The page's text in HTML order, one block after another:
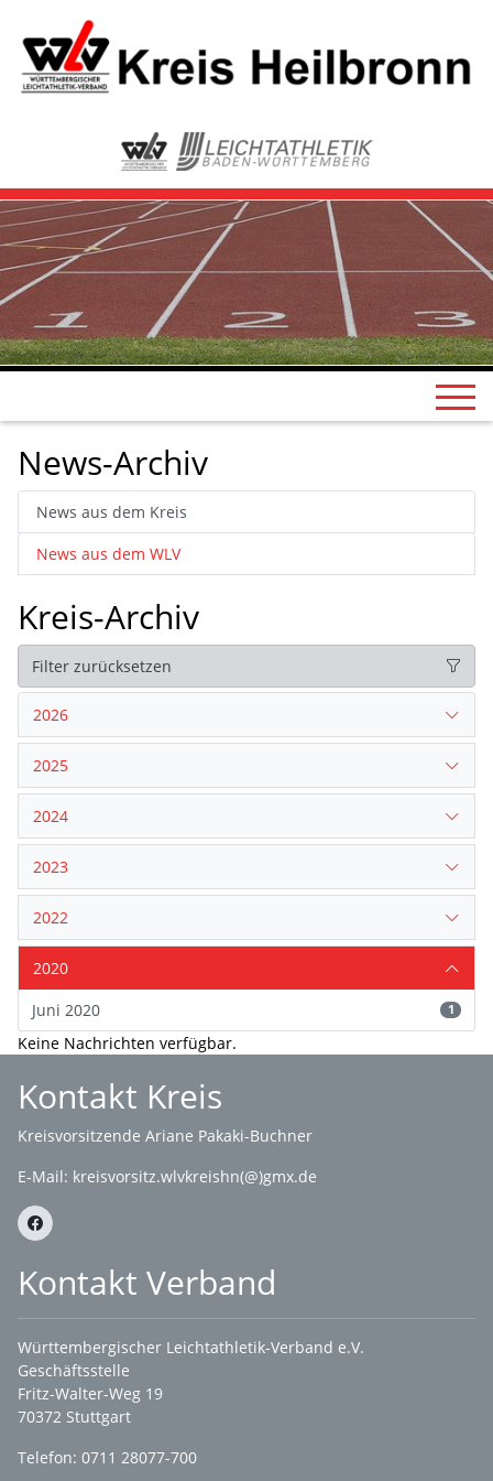
News-Archiv
News aus dem Kreis
News aus dem WLV
Kreis-Archiv
Filter zurücksetzen
2026
2025
2024
2023
2022
2020
Juni 2020
1
Keine Nachrichten verfügbar.
Kontakt Kreis
Kreisvorsitzende Ariane Pakaki-Buchner
E-Mail: kreisvorsitz.wlvkreishn(@)gmx.de
Kontakt Verband
Württembergischer Leichtathletik-Verband e.V.
Geschäftsstelle
Fritz-Walter-Weg 19
70372 Stuttgart
Telefon: 0711 28077-700